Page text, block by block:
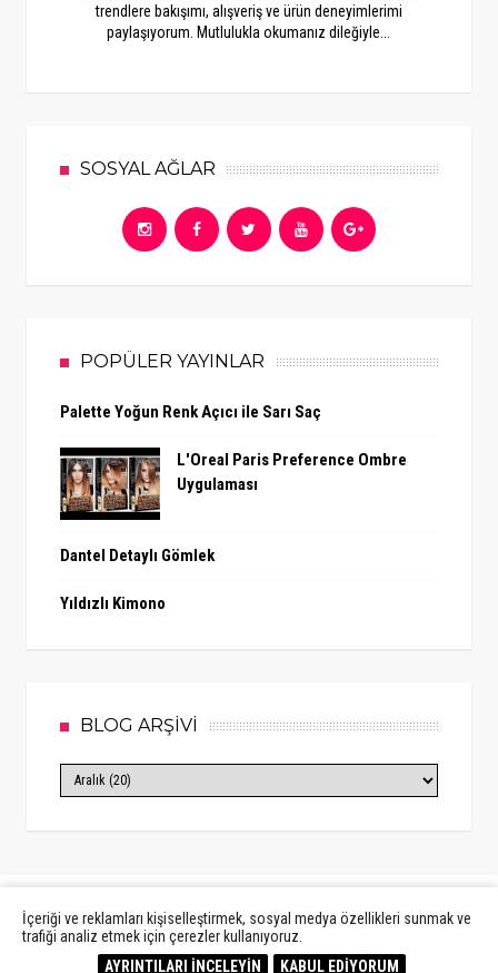
trendlere bakışımı, alışveriş ve ürün deneyimlerimi
paylaşıyorum. Mutlulukla okumanız dileğiyle...
SOSYAL AĞLAR
POPÜLER YAYINLAR
Palette Yoğun Renk Açıcı ile Sarı Saç
L'Oreal Paris Preference Ombre
Uygulaması
Dantel Detaylı Gömlek
Yıldızlı Kimono
BLOG ARŞİVİ
Created BySora Templates&MyBloggerThemes
İçeriği ve reklamları kişiselleştirmek, sosyal medya özellikleri sunmak ve
trafiği analiz etmek için çerezler kullanıyoruz.
AYRINTILARI İNCELEYİN
KABUL EDİYORUM